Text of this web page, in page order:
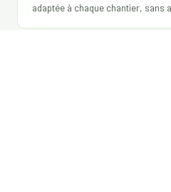
adaptée à chaque chantier, sans